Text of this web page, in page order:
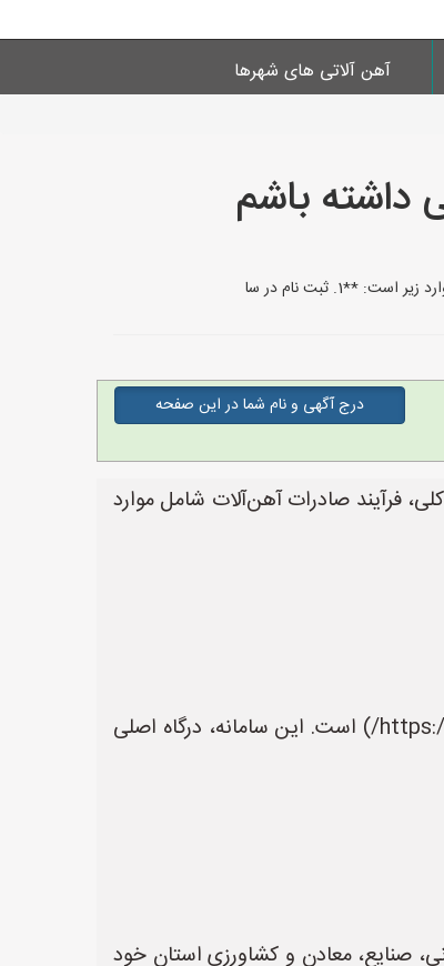
آهن آلاتی های شهرها
داشته باشم
ثبت نام در سا
درج آگهی و نام شما در این صفحه
فرآیند صادرات آهن‌آلات شامل موارد
* اولین قدم، ثبت نام در سامانه جامع تجارت ایران (NTSW) به آدرس [https://www.ntsw.ir/](https://www.ntsw.ir/) است. این سامانه، درگاه اصلی
صنایع، معادن و کشاورزی استان خود